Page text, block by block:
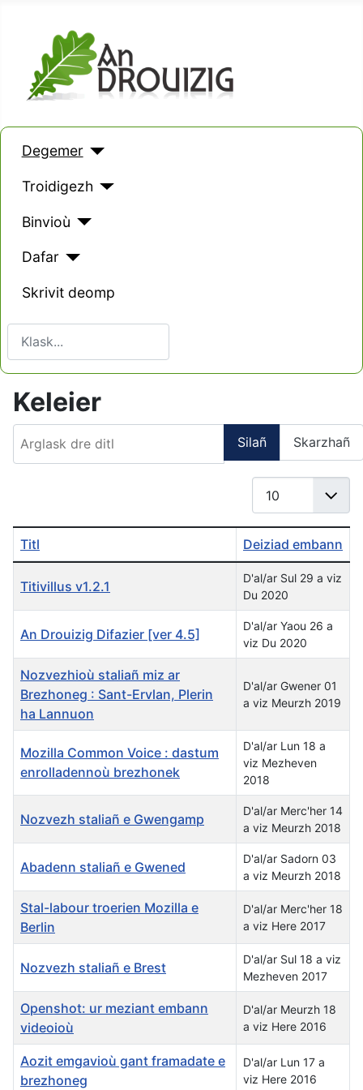
Degemer
Troidigezh
Binvioù
Dafar
Skrivit deomp
Type 2 or more characters for results.
Keleier
Silañ Skarzhañ
Titl Deiziad embann
Titivillus v1.2.1
D'al/ar Sul 29 a viz
Du 2020
An Drouizig Difazier [ver 4.5]
D'al/ar Yaou 26 a
viz Du 2020
Nozvezhioù staliañ miz ar
Brezhoneg : Sant-Ervlan, Plerin
ha Lannuon
D'al/ar Gwener 01
a viz Meurzh 2019
Mozilla Common Voice : dastum
enrolladennoù brezhonek
D'al/ar Lun 18 a
viz Mezheven
2018
Nozvezh staliañ e Gwengamp
D'al/ar Merc'her 14
a viz Meurzh 2018
Abadenn staliañ e Gwened
D'al/ar Sadorn 03
a viz Meurzh 2018
Stal-labour troerien Mozilla e
Berlin
D'al/ar Merc'her 18
a viz Here 2017
Nozvezh staliañ e Brest
D'al/ar Sul 18 a viz
Mezheven 2017
Openshot: ur meziant embann
videoioù
D'al/ar Meurzh 18
a viz Here 2016
Aozit emgavioù gant framadate e
brezhoneg
D'al/ar Lun 17 a
viz Here 2016